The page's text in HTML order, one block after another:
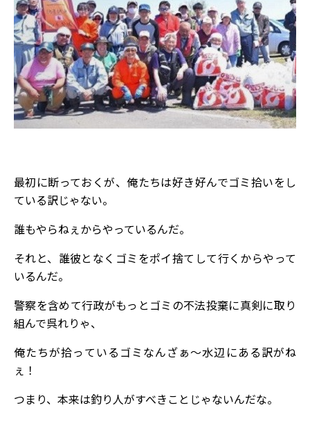
最初に断っておくが、俺たちは好き好んでゴミ拾いをし
ている訳じゃない。
誰もやらねぇからやっているんだ。
それと、誰彼となくゴミをポイ捨てして行くからやって
いるんだ。
警察を含めて行政がもっとゴミの不法投棄に真剣に取り
組んで呉れりゃ、
俺たちが拾っているゴミなんざぁ～水辺にある訳がね
ぇ！
つまり、本来は釣り人がすべきことじゃないんだな。